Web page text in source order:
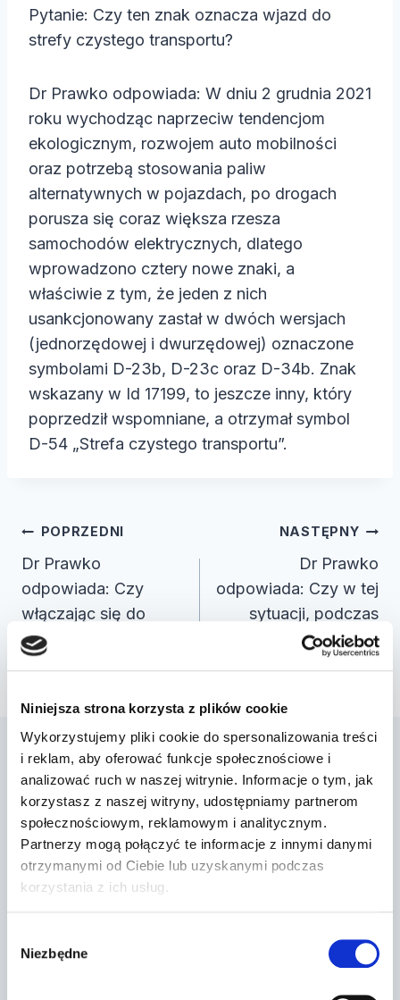
Niniejsza strona korzysta z plików cookie
Wykorzystujemy pliki cookie do spersonalizowania treści
i reklam, aby oferować funkcje społecznościowe i
analizować ruch w naszej witrynie. Informacje o tym, jak
korzystasz z naszej witryny, udostępniamy partnerom
społecznościowym, reklamowym i analitycznym.
Partnerzy mogą połączyć te informacje z innymi danymi
otrzymanymi od Ciebie lub uzyskanymi podczas
korzystania z ich usług.
zgody
Niezbędne
Pytanie: Czy ten znak oznacza wjazd do
strefy czystego transportu?
Dr Prawko odpowiada: W dniu 2 grudnia 2021
roku wychodząc naprzeciw tendencjom
ekologicznym, rozwojem auto mobilności
oraz potrzebą stosowania paliw
alternatywnych w pojazdach, po drogach
porusza się coraz większa rzesza
samochodów elektrycznych, dlatego
wprowadzono cztery nowe znaki, a
właściwie z tym, że jeden z nich
usankcjonowany zastał w dwóch wersjach
(jednorzędowej i dwurzędowej) oznaczone
symbolami D-23b, D-23c oraz D-34b. Znak
wskazany w Id 17199, to jeszcze inny, który
poprzedził wspomniane, a otrzymał symbol
D-54 „Strefa czystego transportu”.
Nawigacja
wpisu
POPRZEDNI
Dr Prawko
odpowiada: Czy
włączając się do
ruchu masz
NASTĘPNY
Dr Prawko
odpowiada: Czy w tej
sytuacji, podczas
postoju
uszkodzonego p…
Podobne wpisy
Dr Prawko odpowiada: Czy masz
obowiązek ustąpić pierwszeństwa
Przez